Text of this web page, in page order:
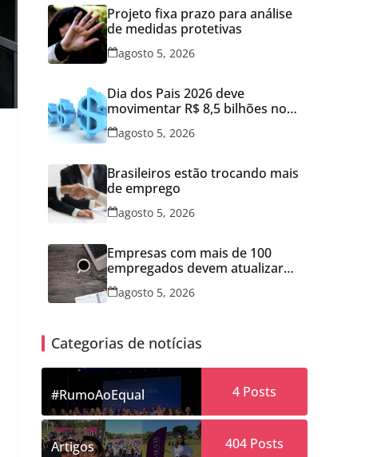
Projeto fixa prazo para análise
de medidas protetivas
agosto 5, 2026
Dia dos Pais 2026 deve
movimentar R$ 8,5 bilhões no
varejo brasileiro
agosto 5, 2026
Brasileiros estão trocando mais
de emprego
agosto 5, 2026
Empresas com mais de 100
empregados devem atualizar
informações para Relatório de
Transparência Salarial
agosto 5, 2026
Categorias de notícias
#RumoAoEqual 4Posts
Artigos 404Posts